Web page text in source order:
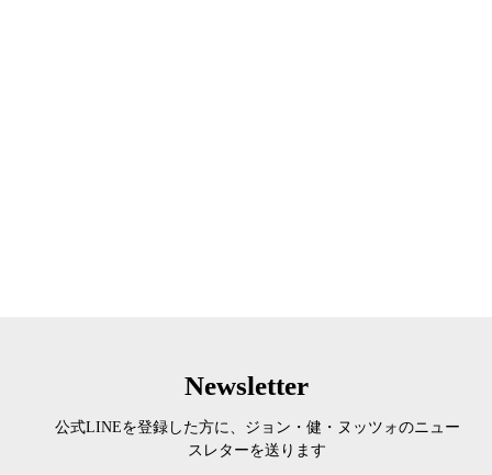
Newsletter
公式LINEを登録した方に、ジョン・健・ヌッツォのニュー
スレターを送ります